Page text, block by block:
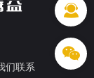
们联系